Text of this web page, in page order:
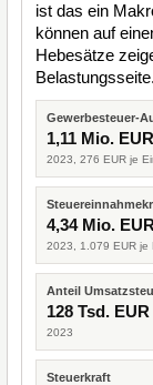
ist das ein
können auf
Hebesätze
Belastungsseite.
Gewerbesteuer-
1,11 Mio. EUR
2023, 276 EUR je
4,34 Mio. EUR
2023, 1.079 EUR je
Anteil
128 Tsd. EUR
2023
Steuerkraft